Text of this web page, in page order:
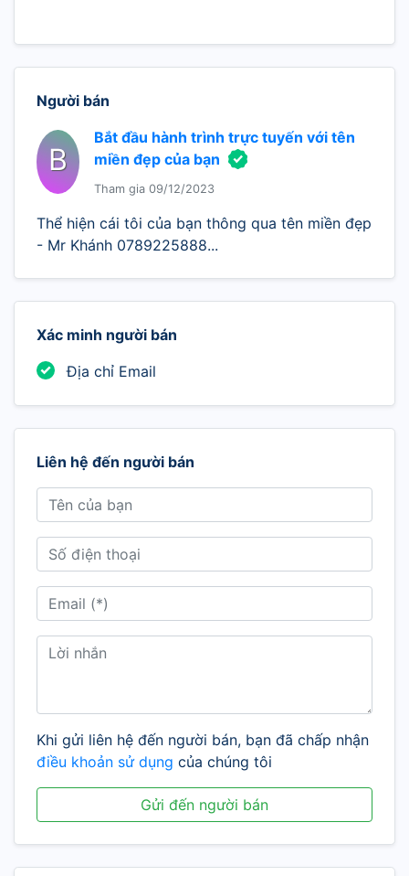
Người bán
B
Bắt đầu hành trình trực tuyến với tên
miền đẹp của bạn
Tham gia 09/12/2023
Thể hiện cái tôi của bạn thông qua tên miền đẹp
- Mr Khánh 0789225888...
Xác minh người bán
Địa chỉ Email
Liên hệ đến người bán
Khi gửi liên hệ đến người bán, bạn đã chấp nhận
điều khoản sử dụng của chúng tôi
Gửi đến người bán